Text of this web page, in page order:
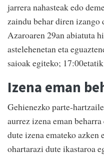
jarrera nahasteak edo
zaindu behar diren izango
Azaroaren 29an abiatuta
astelehenetan eta
saioak egiteko;
Izena eman
Gehienezko parte-
aurrez izena eman
dute izena emateko
ohartarazi dute ikastaroa